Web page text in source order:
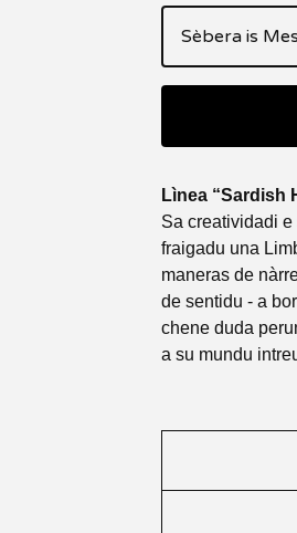
Lìnea “Sardish
Sa creatividadi
fraigadu una
maneras de
de sentidu - a
chene duda
a su mundu